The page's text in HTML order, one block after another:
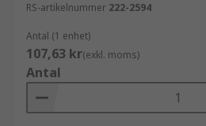
RS-artikelnummer 222-2594
Antal (1 enhet)
107,63 kr(exkl. moms)
Antal